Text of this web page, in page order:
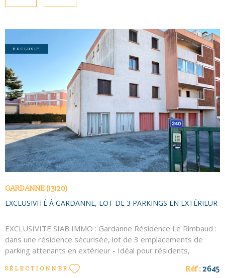
GARDANNE (13120)
EXCLUSIVITÉ À GARDANNE, LOT DE 3 PARKINGS EN EXTÉRIEUR
EXCLUSIVITE SIAB IMMO : Gardanne Résidence Le Rimbaud :
dans une résidence sécurisée, lot de 3 emplacements de
parking attenants en extérieur - Idéal pour résidents,
stationnement - Une copropriété gérée par le Cabinet Thinot
SÉLECTIONNER Réf :2645
EXCLUSIF
PIÈCES
RÉFÉRENCE
CRITÈRES SUPPLÉMENTAIRES
Piscine
Parking
Terrasse
RECHERCHER